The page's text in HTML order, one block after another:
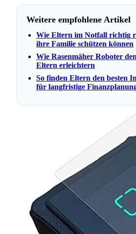
Weitere empfohlene Artikel
Wie Eltern im Notfall richtig
ihre Familie schützen können
Wie Rasenmäher Roboter
Eltern erleichtern
So finden Eltern den besten
für langfristige